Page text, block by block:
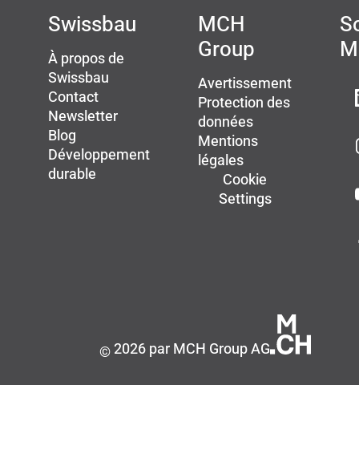
Swissbau
À propos de
Swissbau
Contact
Newsletter
Blog
Développement
durable
MCH
Group
Avertissement
Protection des
données
Mentions
légales
Cookie
Settings
©2026 par MCH Group AG